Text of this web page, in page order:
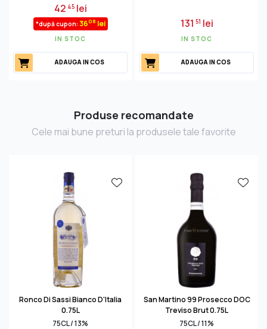
42 45lei
*după cupon: 3608 lei
IN STOC
ADAUGA IN COS
13151 lei
IN STOC
ADAUGA IN COS
Produse recomandate
Cele mai bune preturi la produsele tale favorite
Ronco Di Sassi Bianco D'Italia
0.75L
75CL / 13%
San Martino 99 Prosecco DOC
Treviso Brut 0.75L
75CL / 11%